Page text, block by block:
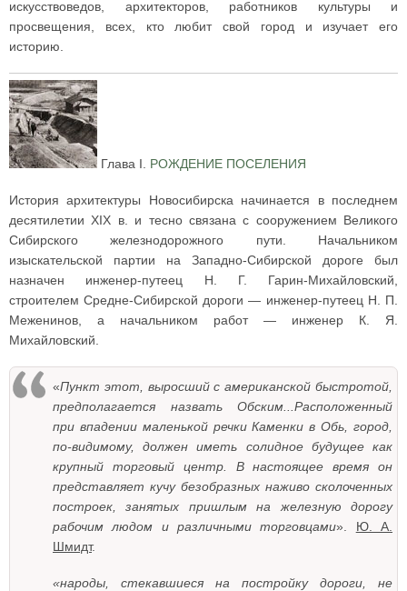
искусствоведов, архитекторов, работников культуры и
просвещения, всех, кто любит свой город и изучает его
историю.
Глава I. РОЖДЕНИЕ ПОСЕЛЕНИЯ
История архитектуры Новосибирска начинается в последнем
десятилетии XIX в. и тесно связана с сооружением Великого
Сибирского железнодорожного пути. Начальником
изыскательской партии на Западно-Сибирской дороге был
назначен инженер-путеец Н. Г. Гарин-Михайловский,
строителем Средне-Сибирской дороги — инженер-путеец Н. П.
Меженинов, а начальником работ — инженер К. Я.
Михайловский.
«Пункт этот, выросший с американской быстротой,
предполагается назвать Обским...Расположенный
при впадении маленькой речки Каменки в Обь, город,
по-видимому, должен иметь солидное будущее как
крупный торговый центр. В настоящее время он
представляет кучу безобразных наживо сколоченных
построек, занятых пришлым на железную дорогу
рабочим людом и различными торговцами». Ю. А.
Шмидт.
«народы, стекавшиеся на постройку дороги, не